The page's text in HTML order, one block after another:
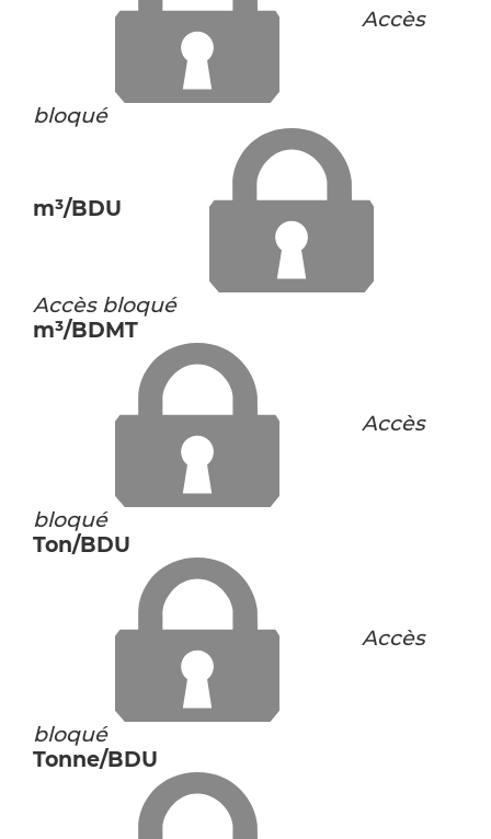
Accès
bloqué
m³/BDU
Accès bloqué
m³/BDMT
Accès
bloqué
Ton/BDU
Accès
bloqué
Tonne/BDU